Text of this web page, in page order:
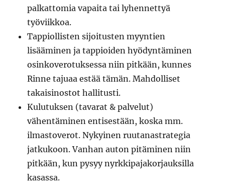
palkattomia vapaita tai lyhennettyä
työviikkoa.
Tappiollisten sijoitusten myyntien
lisääminen ja tappioiden hyödyntäminen
osinkoverotuksessa niin pitkään, kunnes
Rinne tajuaa estää tämän. Mahdolliset
takaisinostot hallitusti.
Kulutuksen (tavarat & palvelut)
vähentäminen entisestään, koska mm.
ilmastoverot. Nykyinen ruutanastrategia
jatkukoon. Vanhan auton pitäminen niin
pitkään, kun pysyy nyrkkipajakorjauksilla
kasassa.